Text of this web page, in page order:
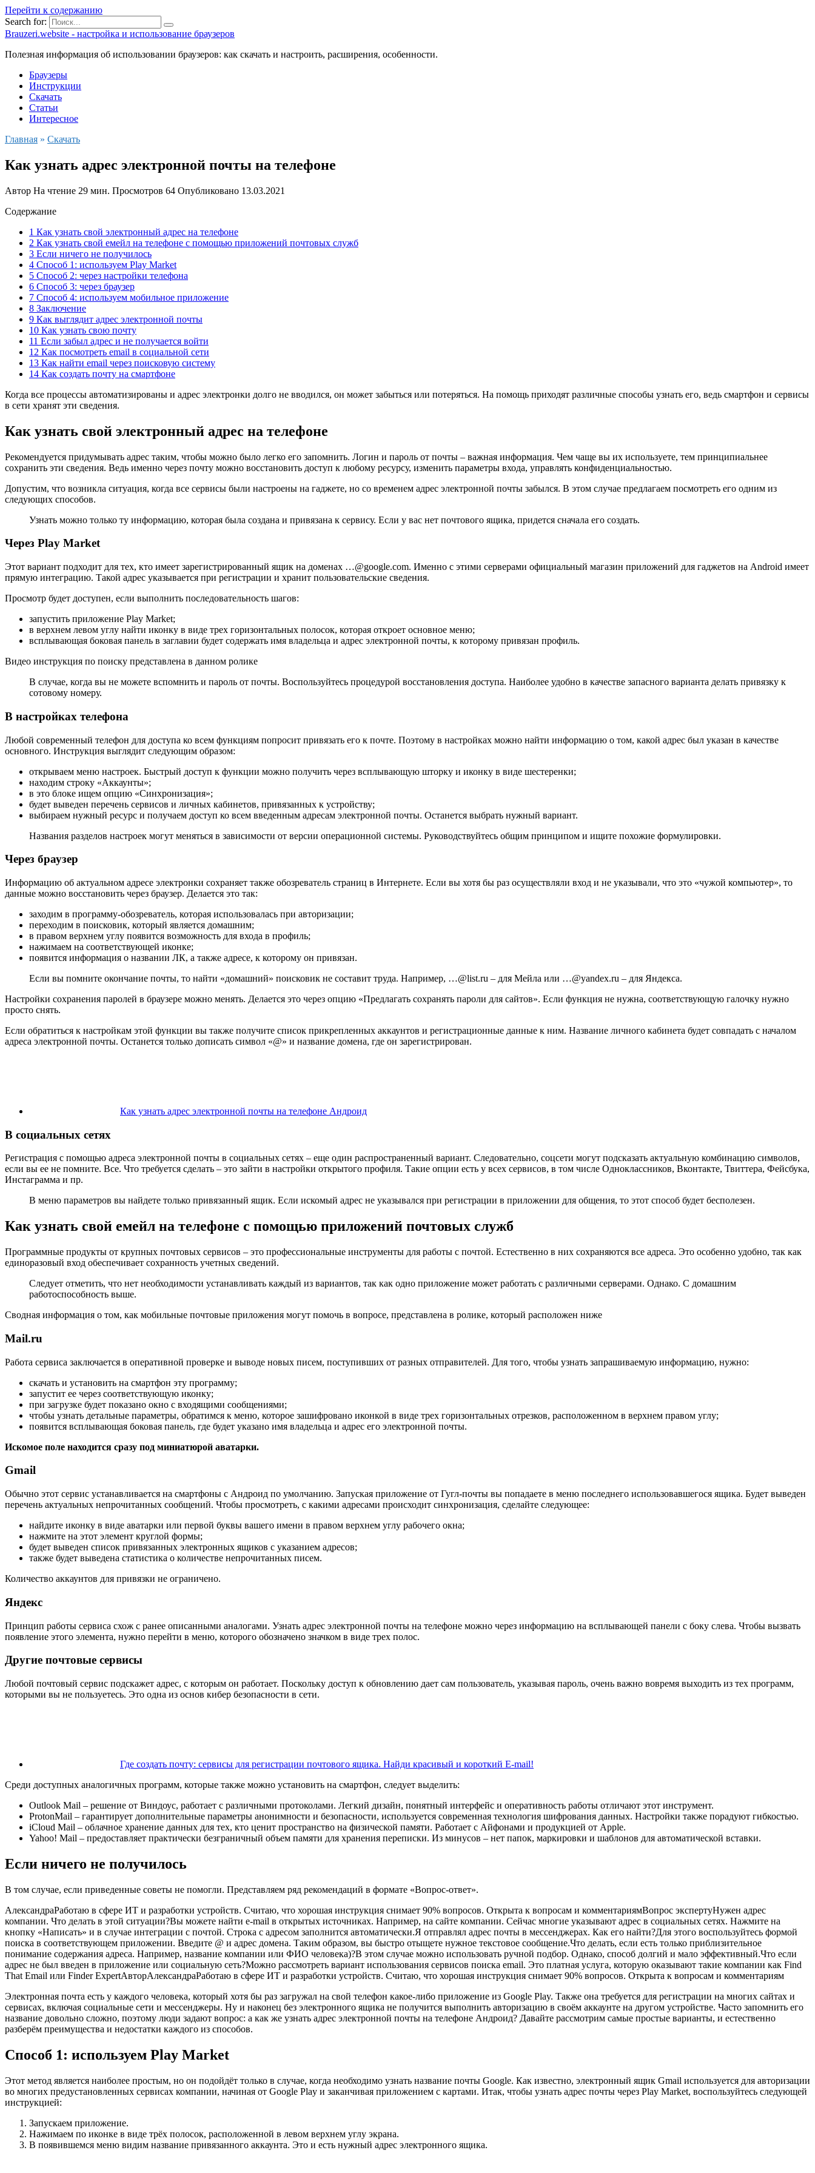
Перейти к содержанию
Search for:
Brauzeri.website - настройка и использование браузеров
Полезная информация об использовании браузеров: как скачать и настроить, расширения, особенности.
Браузеры
Инструкции
Скачать
Статьи
Интересное
Главная » Скачать
Как узнать адрес электронной почты на телефоне
Автор На чтение 29 мин. Просмотров 64 Опубликовано 13.03.2021
Содержание
1 Как узнать свой электронный адрес на телефоне
2 Как узнать свой емейл на телефоне с помощью приложений почтовых служб
3 Если ничего не получилось
4 Способ 1: используем Play Market
5 Способ 2: через настройки телефона
6 Способ 3: через браузер
7 Способ 4: используем мобильное приложение
8 Заключение
9 Как выглядит адрес электронной почты
10 Как узнать свою почту
11 Если забыл адрес и не получается войти
12 Как посмотреть email в социальной сети
13 Как найти email через поисковую систему
14 Как создать почту на смартфоне
Когда все процессы автоматизированы и адрес электронки долго не вводился, он может забыться или потеряться. На помощь приходят различные способы узнать его, ведь смартфон и сервисы
в сети хранят эти сведения.
Как узнать свой электронный адрес на телефоне
Рекомендуется придумывать адрес таким, чтобы можно было легко его запомнить. Логин и пароль от почты – важная информация. Чем чаще вы их используете, тем принципиальнее
сохранить эти сведения. Ведь именно через почту можно восстановить доступ к любому ресурсу, изменить параметры входа, управлять конфиденциальностью.
Допустим, что возникла ситуация, когда все сервисы были настроены на гаджете, но со временем адрес электронной почты забылся. В этом случае предлагаем посмотреть его одним из
следующих способов.
Узнать можно только ту информацию, которая была создана и привязана к сервису. Если у вас нет почтового ящика, придется сначала его создать.
Через Play Market
Этот вариант подходит для тех, кто имеет зарегистрированный ящик на доменах …@google.com. Именно с этими серверами официальный магазин приложений для гаджетов на Android имеет
прямую интеграцию. Такой адрес указывается при регистрации и хранит пользовательские сведения.
Просмотр будет доступен, если выполнить последовательность шагов:
запустить приложение Play Market;
в верхнем левом углу найти иконку в виде трех горизонтальных полосок, которая откроет основное меню;
всплывающая боковая панель в заглавии будет содержать имя владельца и адрес электронной почты, к которому привязан профиль.
Видео инструкция по поиску представлена в данном ролике
В случае, когда вы не можете вспомнить и пароль от почты. Воспользуйтесь процедурой восстановления доступа. Наиболее удобно в качестве запасного варианта делать привязку к
сотовому номеру.
В настройках телефона
Любой современный телефон для доступа ко всем функциям попросит привязать его к почте. Поэтому в настройках можно найти информацию о том, какой адрес был указан в качестве
основного. Инструкция выглядит следующим образом:
открываем меню настроек. Быстрый доступ к функции можно получить через всплывающую шторку и иконку в виде шестеренки;
находим строку «Аккаунты»;
в это блоке ищем опцию «Синхронизация»;
будет выведен перечень сервисов и личных кабинетов, привязанных к устройству;
выбираем нужный ресурс и получаем доступ ко всем введенным адресам электронной почты. Останется выбрать нужный вариант.
Названия разделов настроек могут меняться в зависимости от версии операционной системы. Руководствуйтесь общим принципом и ищите похожие формулировки.
Через браузер
Информацию об актуальном адресе электронки сохраняет также обозреватель страниц в Интернете. Если вы хотя бы раз осуществляли вход и не указывали, что это «чужой компьютер», то
данные можно восстановить через браузер. Делается это так:
заходим в программу-обозреватель, которая использовалась при авторизации;
переходим в поисковик, который является домашним;
в правом верхнем углу появится возможность для входа в профиль;
нажимаем на соответствующей иконке;
появится информация о названии ЛК, а также адресе, к которому он привязан.
Если вы помните окончание почты, то найти «домашний» поисковик не составит труда. Например, …@list.ru – для Мейла или …@yandex.ru – для Яндекса.
Настройки сохранения паролей в браузере можно менять. Делается это через опцию «Предлагать сохранять пароли для сайтов». Если функция не нужна, соответствующую галочку нужно
просто снять.
Если обратиться к настройкам этой функции вы также получите список прикрепленных аккаунтов и регистрационные данные к ним. Название личного кабинета будет совпадать с началом
адреса электронной почты. Останется только дописать символ «@» и название домена, где он зарегистрирован.
Как узнать адрес электронной почты на телефоне Андроид
В социальных сетях
Регистрация с помощью адреса электронной почты в социальных сетях – еще один распространенный вариант. Следовательно, соцсети могут подсказать актуальную комбинацию символов,
если вы ее не помните. Все. Что требуется сделать – это зайти в настройки открытого профиля. Такие опции есть у всех сервисов, в том числе Одноклассников, Вконтакте, Твиттера, Фейсбука,
Инстаграмма и пр.
В меню параметров вы найдете только привязанный ящик. Если искомый адрес не указывался при регистрации в приложении для общения, то этот способ будет бесполезен.
Как узнать свой емейл на телефоне с помощью приложений почтовых служб
Программные продукты от крупных почтовых сервисов – это профессиональные инструменты для работы с почтой. Естественно в них сохраняются все адреса. Это особенно удобно, так как
единоразовый вход обеспечивает сохранность учетных сведений.
Следует отметить, что нет необходимости устанавливать каждый из вариантов, так как одно приложение может работать с различными серверами. Однако. С домашним
работоспособность выше.
Сводная информация о том, как мобильные почтовые приложения могут помочь в вопросе, представлена в ролике, который расположен ниже
Mail.ru
Работа сервиса заключается в оперативной проверке и выводе новых писем, поступивших от разных отправителей. Для того, чтобы узнать запрашиваемую информацию, нужно:
скачать и установить на смартфон эту программу;
запустит ее через соответствующую иконку;
при загрузке будет показано окно с входящими сообщениями;
чтобы узнать детальные параметры, обратимся к меню, которое зашифровано иконкой в виде трех горизонтальных отрезков, расположенном в верхнем правом углу;
появится всплывающая боковая панель, где будет указано имя владельца и адрес его электронной почты.
Искомое поле находится сразу под миниатюрой аватарки.
Gmail
Обычно этот сервис устанавливается на смартфоны с Андроид по умолчанию. Запуская приложение от Гугл-почты вы попадаете в меню последнего использовавшегося ящика. Будет выведен
перечень актуальных непрочитанных сообщений. Чтобы просмотреть, с какими адресами происходит синхронизация, сделайте следующее:
найдите иконку в виде аватарки или первой буквы вашего имени в правом верхнем углу рабочего окна;
нажмите на этот элемент круглой формы;
будет выведен список привязанных электронных ящиков с указанием адресов;
также будет выведена статистика о количестве непрочитанных писем.
Количество аккаунтов для привязки не ограничено.
Яндекс
Принцип работы сервиса схож с ранее описанными аналогами. Узнать адрес электронной почты на телефоне можно через информацию на всплывающей панели с боку слева. Чтобы вызвать
появление этого элемента, нужно перейти в меню, которого обозначено значком в виде трех полос.
Другие почтовые сервисы
Любой почтовый сервис подскажет адрес, с которым он работает. Поскольку доступ к обновлению дает сам пользователь, указывая пароль, очень важно вовремя выходить из тех программ,
которыми вы не пользуетесь. Это одна из основ кибер безопасности в сети.
Где создать почту: сервисы для регистрации почтового ящика. Найди красивый и короткий E-mail!
Среди доступных аналогичных программ, которые также можно установить на смартфон, следует выделить:
Outlook Mail – решение от Виндоус, работает с различными протоколами. Легкий дизайн, понятный интерфейс и оперативность работы отличают этот инструмент.
ProtonMail – гарантирует дополнительные параметры анонимности и безопасности, используется современная технология шифрования данных. Настройки также порадуют гибкостью.
iCloud Mail – облачное хранение данных для тех, кто ценит пространство на физической памяти. Работает с Айфонами и продукцией от Apple.
Yahoo! Mail – предоставляет практически безграничный объем памяти для хранения переписки. Из минусов – нет папок, маркировки и шаблонов для автоматической вставки.
Если ничего не получилось
В том случае, если приведенные советы не помогли. Представляем ряд рекомендаций в формате «Вопрос-ответ».
АлександраРаботаю в сфере ИТ и разработки устройств. Считаю, что хорошая инструкция снимает 90% вопросов. Открыта к вопросам и комментариямВопрос экспертуНужен адрес
компании. Что делать в этой ситуации?Вы можете найти e-mail в открытых источниках. Например, на сайте компании. Сейчас многие указывают адрес в социальных сетях. Нажмите на
кнопку «Написать» и в случае интеграции с почтой. Строка с адресом заполнится автоматически.Я отправлял адрес почты в мессенджерах. Как его найти?Для этого воспользуйтесь формой
поиска в соответствующем приложении. Введите @ и адрес домена. Таким образом, вы быстро отыщете нужное текстовое сообщение.Что делать, если есть только приблизительное
понимание содержания адреса. Например, название компании или ФИО человека)?В этом случае можно использовать ручной подбор. Однако, способ долгий и мало эффективный.Что если
адрес не был введен в приложение или социальную сеть?Можно рассмотреть вариант использования сервисов поиска email. Это платная услуга, которую оказывают такие компании как Find
That Email или Finder ExpertАвторАлександраРаботаю в сфере ИТ и разработки устройств. Считаю, что хорошая инструкция снимает 90% вопросов. Открыта к вопросам и комментариям
Электронная почта есть у каждого человека, который хотя бы раз загружал на свой телефон какое-либо приложение из Google Play. Также она требуется для регистрации на многих сайтах и
сервисах, включая социальные сети и мессенджеры. Ну и наконец без электронного ящика не получится выполнить авторизацию в своём аккаунте на другом устройстве. Часто запомнить его
название довольно сложно, поэтому люди задают вопрос: а как же узнать адрес электронной почты на телефоне Андроид? Давайте рассмотрим самые простые варианты, и естественно
разберём преимущества и недостатки каждого из способов.
Способ 1: используем Play Market
Этот метод является наиболее простым, но он подойдёт только в случае, когда необходимо узнать название почты Google. Как известно, электронный ящик Gmail используется для авторизации
во многих предустановленных сервисах компании, начиная от Google Play и заканчивая приложением с картами. Итак, чтобы узнать адрес почты через Play Market, воспользуйтесь следующей
инструкцией:
Запускаем приложение.
Нажимаем по иконке в виде трёх полосок, расположенной в левом верхнем углу экрана.
В появившемся меню видим название привязанного аккаунта. Это и есть нужный адрес электронного ящика.